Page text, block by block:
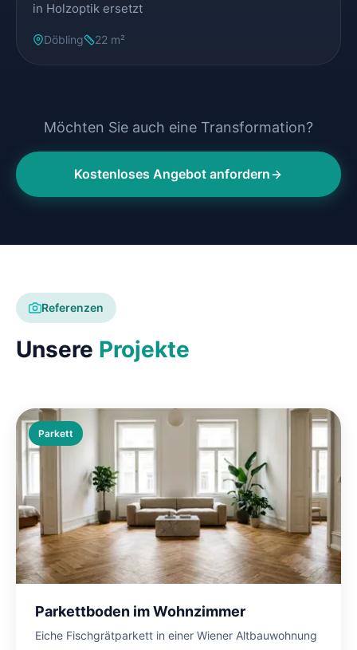
in Holzoptik ersetzt
Döbling 22 m²
Möchten Sie auch eine Transformation?
Kostenloses Angebot anfordern
Referenzen
Unsere Projekte
Parkett
Parkettboden im Wohnzimmer
Eiche Fischgrätparkett in einer Wiener Altbauwohnung